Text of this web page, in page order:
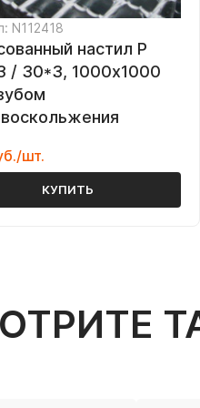
N112418
настил Р
/ 30*3, 1000х1000
шт.
КУПИТЬ